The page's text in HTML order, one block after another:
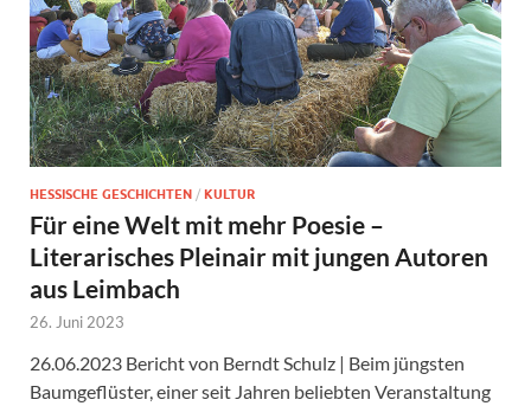
HESSISCHE GESCHICHTEN / KULTUR
Für eine Welt mit mehr Poesie –
Literarisches Pleinair mit jungen Autoren
aus Leimbach
26. Juni 2023
26.06.2023 Bericht von Berndt Schulz | Beim jüngsten
Baumgeflüster, einer seit Jahren beliebten Veranstaltung